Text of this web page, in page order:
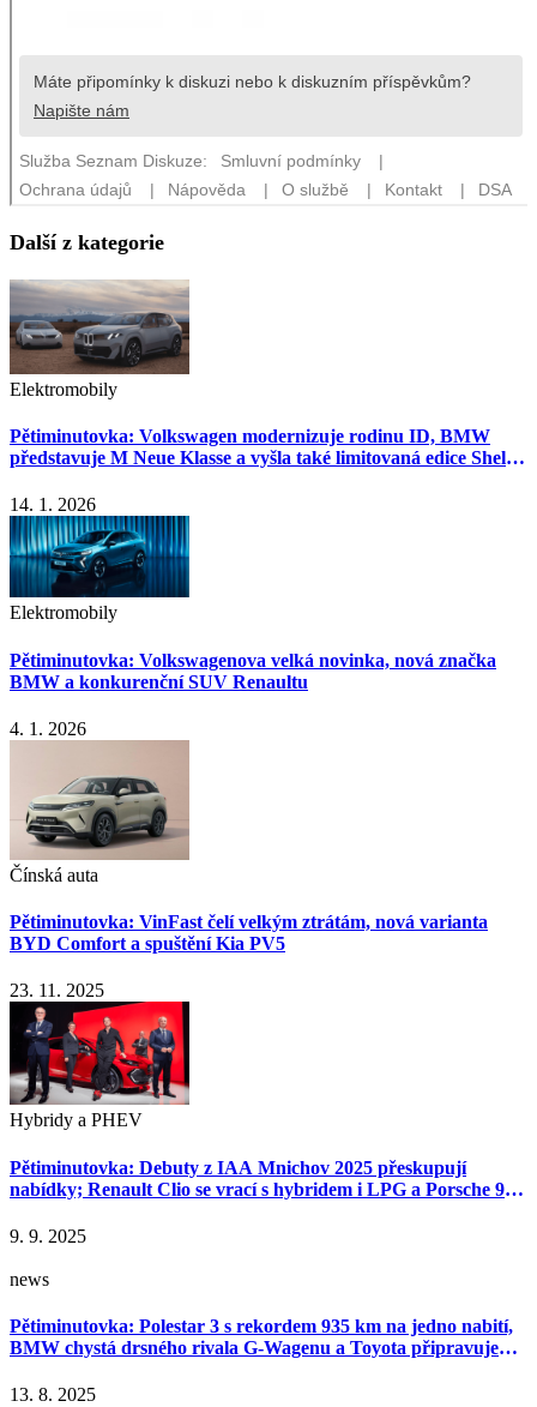
Další z kategorie
Elektromobily
Pětiminutovka: Volkswagen modernizuje rodinu ID, BMW
představuje M Neue Klasse a vyšla také limitovaná edice Shelby
14. 1. 2026
Elektromobily
Pětiminutovka: Volkswagenova velká novinka, nová značka
BMW a konkurenční SUV Renaultu
4. 1. 2026
Čínská auta
Pětiminutovka: VinFast čelí velkým ztrátám, nová varianta
BYD Comfort a spuštění Kia PV5
23. 11. 2025
Hybridy a PHEV
Pětiminutovka: Debuty z IAA Mnichov 2025 přeskupují
nabídky; Renault Clio se vrací s hybridem i LPG a Porsche 911
9. 9. 2025
news
Pětiminutovka: Polestar 3 s rekordem 935 km na jedno nabití,
BMW chystá drsného rivala G‑Wagenu a Toyota připravuje
13. 8. 2025